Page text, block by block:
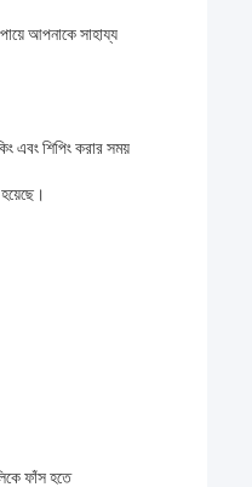
আপনাকে সাহায্য
এবং শিপিং করার সময়
ফাঁস হতে